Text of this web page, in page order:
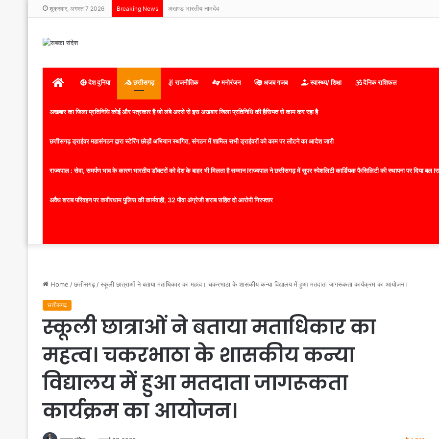
शुक्रवार, अगस्त 7 2026 Breaking News अखण्ड भारतीय नामदेव महासभा रजि0 इंडिया का हुआ विस्तार
होम देश दुनिया छत्तीसगढ़ राजनीतिक मनोरंजन अजब गजब स्वास्थ्य/ शिक्षा दैनिक राशिफल
अखबार का जिला प्रतिनिधि कोई और पत्रकार है जो लंबे अरसे से इस अखबार जिला प्रतिनिधि की हैसियत से काम कर रहा है
छत्तीसगढ़ ड्राईवर महासंगठन द्वारा स्टेरिंग छोड़ों अभियान स्थगित, संगठन में शामिल सभी ड्राईवरों को काम पर लौटने का आदेश जारी
राज्यपाल : सेवा, समर्पण भाव के कारण भारतीय डॉक्टरों को देश के बाहर भी मिलता है सम्मान lराज्यपाल ने छत्तीसगढ़ में सुपर स्पेशलिटी कार्डियक फैसिलिटी की स्थापना पर दिया
अवैध शराब परिवहन पर कबीरधाम पुलिस की कार्यवाही, 32 पौवा अंग्रेजी शराब सहित दो आरोपी गिरफ्तार
Home /छत्तीसगढ़ /स्कूली छात्राओं ने बताया मताधिकार का महत्व। चकरभाठा के शासकीय कन्या विद्यालय में हुआ मतदाता जागरूकता कार्यक्रम का आयोजन।
छत्तीसगढ़
स्कूली छात्राओं ने बताया मताधिकार का
महत्व। चकरभाठा के शासकीय कन्या
विद्यालय में हुआ मतदाता जागरूकता
कार्यक्रम का आयोजन।